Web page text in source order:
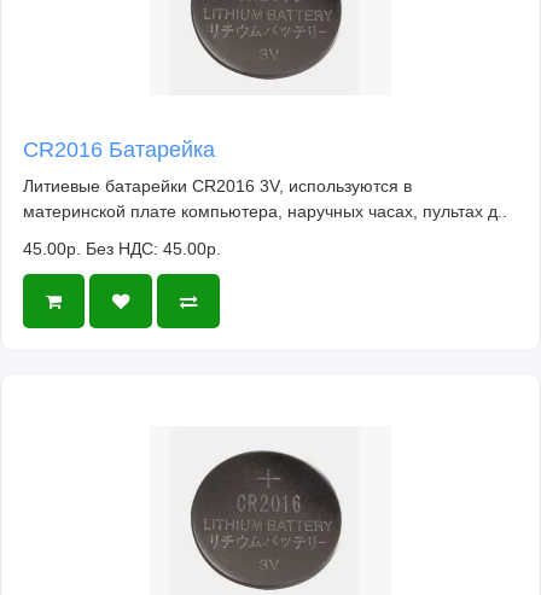
CR2016 Батарейка
Литиевые батарейки CR2016 3V, используются в
материнской плате компьютера, наручных часах, пультах д..
45.00р. Без НДС: 45.00р.